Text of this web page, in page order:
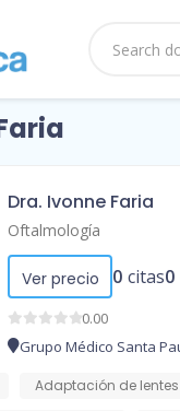
Dra. Ivonne Faria
Oftalmología
Ver precio 0 citas0
0.00
Grupo Médico Santa
Adaptación de